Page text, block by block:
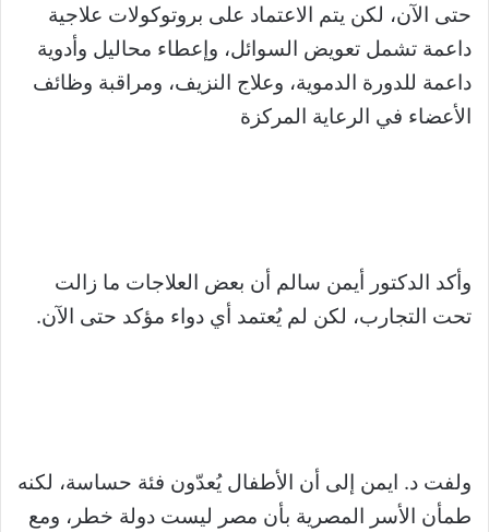
حتى الآن، لكن يتم الاعتماد على بروتوكولات علاجية
داعمة تشمل تعويض السوائل، وإعطاء محاليل وأدوية
داعمة للدورة الدموية، وعلاج النزيف، ومراقبة وظائف
الأعضاء في الرعاية المركزة
وأكد الدكتور أيمن سالم أن بعض العلاجات ما زالت
تحت التجارب، لكن لم يُعتمد أي دواء مؤكد حتى الآن.
ولفت د. ايمن إلى أن الأطفال يُعدّون فئة حساسة، لكنه
طمأن الأسر المصرية بأن مصر ليست دولة خطر، ومع